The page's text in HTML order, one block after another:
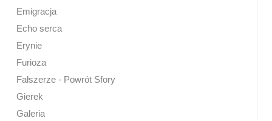
Emigracja
Echo serca
Erynie
Furioza
Fałszerze - Powrót Sfory
Gierek
Galeria